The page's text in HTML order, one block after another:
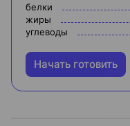
белки
жиры
углеводы
Начать готовить